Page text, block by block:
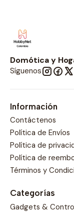
Domótica y
Síguenos
Información
Contáctenos
Política de Envíos
Política de
Política de
Términos y
Categorías
Gadgets &